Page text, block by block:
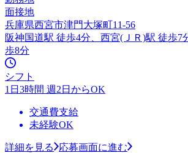
面接地
兵庫県西宮市津門大塚町11-56
阪神国道駅 徒歩4分、西宮(ＪＲ)駅 徒歩7
歩8分
シフト
1日3時間 週2日からOK
交通費支給
未経験OK
詳細を見る
応募画面に進む